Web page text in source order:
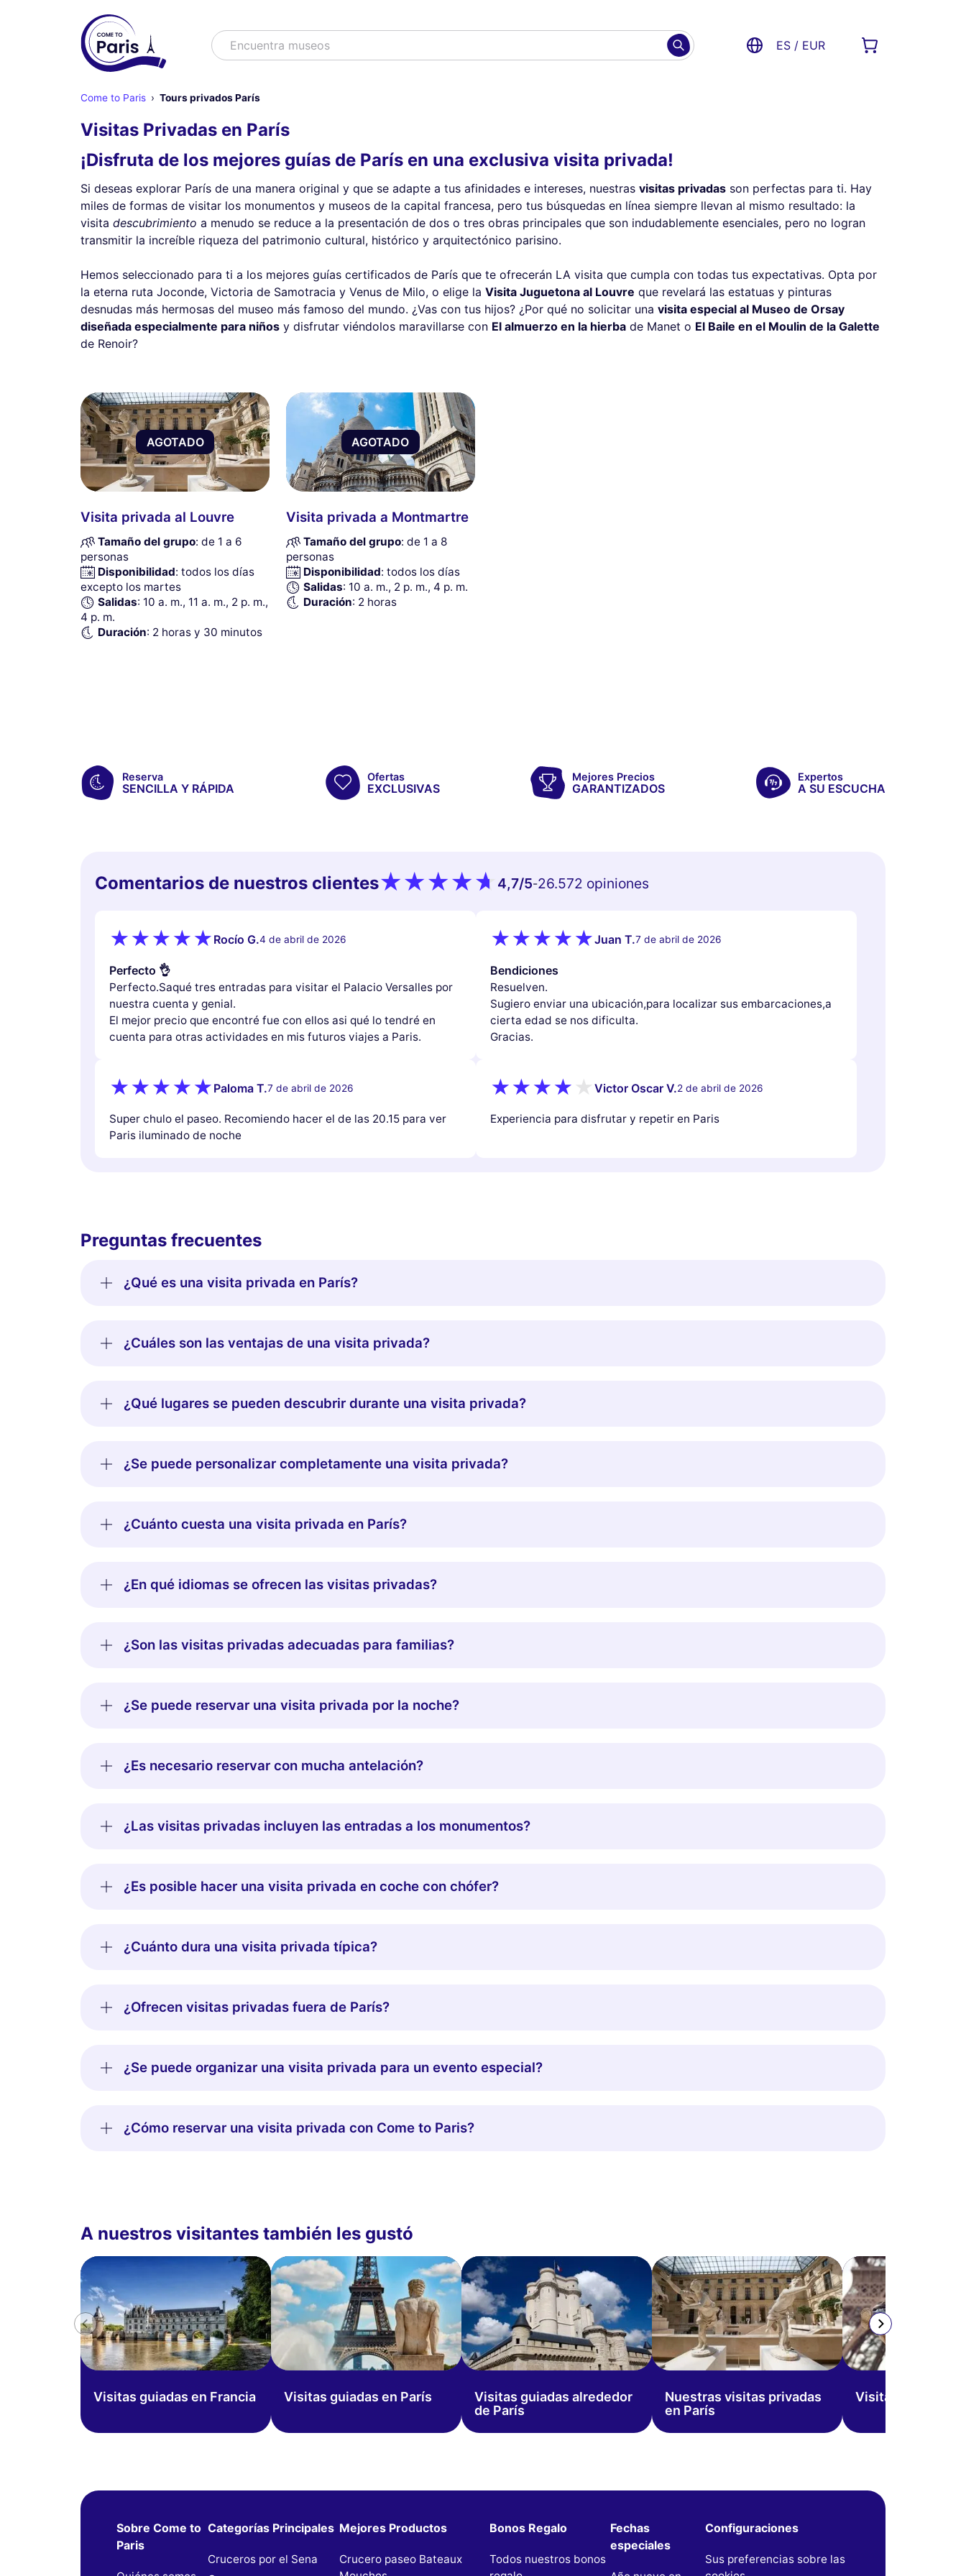
BuscarEncuentra ES / EUR
Come to Paris Tours privados París
Visitas Privadas en París
¡Disfruta de los mejores guías de París en una exclusiva visita privada!
Si deseas explorar París de una manera original y que se adapte a tus afinidades e intereses, nuestras visitas privadas son perfectas para ti. Hay
miles de formas de visitar los monumentos y museos de la capital francesa, pero tus búsquedas en línea siempre llevan al mismo resultado: la
visita descubrimiento a menudo se reduce a la presentación de dos o tres obras principales que son indudablemente esenciales, pero no logran
transmitir la increíble riqueza del patrimonio cultural, histórico y arquitectónico parisino.
Hemos seleccionado para ti a los mejores guías certificados de París que te ofrecerán LA visita que cumpla con todas tus expectativas. Opta por
la eterna ruta Joconde, Victoria de Samotracia y Venus de Milo, o elige la Visita Juguetona al Louvre que revelará las estatuas y pinturas
desnudas más hermosas del museo más famoso del mundo. ¿Vas con tus hijos? ¿Por qué no solicitar una visita especial al Museo de Orsay
diseñada especialmente para niños y disfrutar viéndolos maravillarse con El almuerzo en la hierba de Manet o El Baile en el Moulin de la Galette
de Renoir?
AGOTADO
Visita privada al Louvre
Tamaño del grupo: de 1 a 6
personas
Disponibilidad: todos los días
excepto los martes
Salidas: 10 a. m., 11 a. m., 2 p. m.,
4 p. m.
Duración: 2 horas y 30 minutos
AGOTADO
Visita privada a Montmartre
Tamaño del grupo: de 1 a 8
personas
Disponibilidad: todos los días
Salidas: 10 a. m., 2 p. m., 4 p. m.
Duración: 2 horas
Reserva
SENCILLA Y RÁPIDA
Ofertas
EXCLUSIVAS
Mejores Precios
GARANTIZADOS
Expertos
A SU ESCUCHA
Comentarios de nuestros clientes 4,7/5-26.572 opiniones
Rocío G.4 de abril de 2026
Perfecto 👌
Perfecto.Saqué tres entradas para visitar el Palacio Versalles por
nuestra cuenta y genial.
El mejor precio que encontré fue con ellos asi qué lo tendré en
cuenta para otras actividades en mis futuros viajes a Paris.
Juan T.7 de abril de 2026
Bendiciones
Resuelven.
Sugiero enviar una ubicación,para localizar sus embarcaciones,a
cierta edad se nos dificulta.
Gracias.
Paloma T.7 de abril de 2026
Super chulo el paseo. Recomiendo hacer el de las 20.15 para ver
Paris iluminado de noche
Victor Oscar V.2 de abril de 2026
Experiencia para disfrutar y repetir en Paris
Preguntas frecuentes
¿Qué es una visita privada en París?
¿Cuáles son las ventajas de una visita privada?
¿Qué lugares se pueden descubrir durante una visita privada?
¿Se puede personalizar completamente una visita privada?
¿Cuánto cuesta una visita privada en París?
¿En qué idiomas se ofrecen las visitas privadas?
¿Son las visitas privadas adecuadas para familias?
¿Se puede reservar una visita privada por la noche?
¿Es necesario reservar con mucha antelación?
¿Las visitas privadas incluyen las entradas a los monumentos?
¿Es posible hacer una visita privada en coche con chófer?
¿Cuánto dura una visita privada típica?
¿Ofrecen visitas privadas fuera de París?
¿Se puede organizar una visita privada para un evento especial?
¿Cómo reservar una visita privada con Come to Paris?
A nuestros visitantes también les gustó
Visitas guiadas en Francia Visitas guiadas en París
Visitas guiadas alrededor
de París
Nuestras visitas privadas
en París
Visitar París con
Sobre Come to
Paris
Categorías Principales
Cruceros por el Sena
Mejores Productos
Crucero paseo Bateaux
Bonos Regalo
Todos nuestros bonos
Fechas
especiales
Configuraciones
Sus preferencias sobre las